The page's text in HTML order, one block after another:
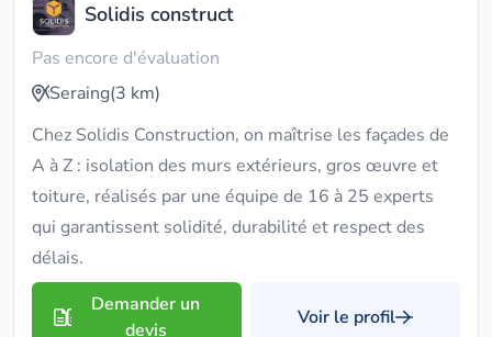
Solidis construct
Pas encore d'évaluation
Seraing(3 km)
Chez Solidis Construction, on maîtrise les façades de
A à Z : isolation des murs extérieurs, gros œuvre et
toiture, réalisés par une équipe de 16 à 25 experts
qui garantissent solidité, durabilité et respect des
délais.
Demander un
devis
Voir le profil